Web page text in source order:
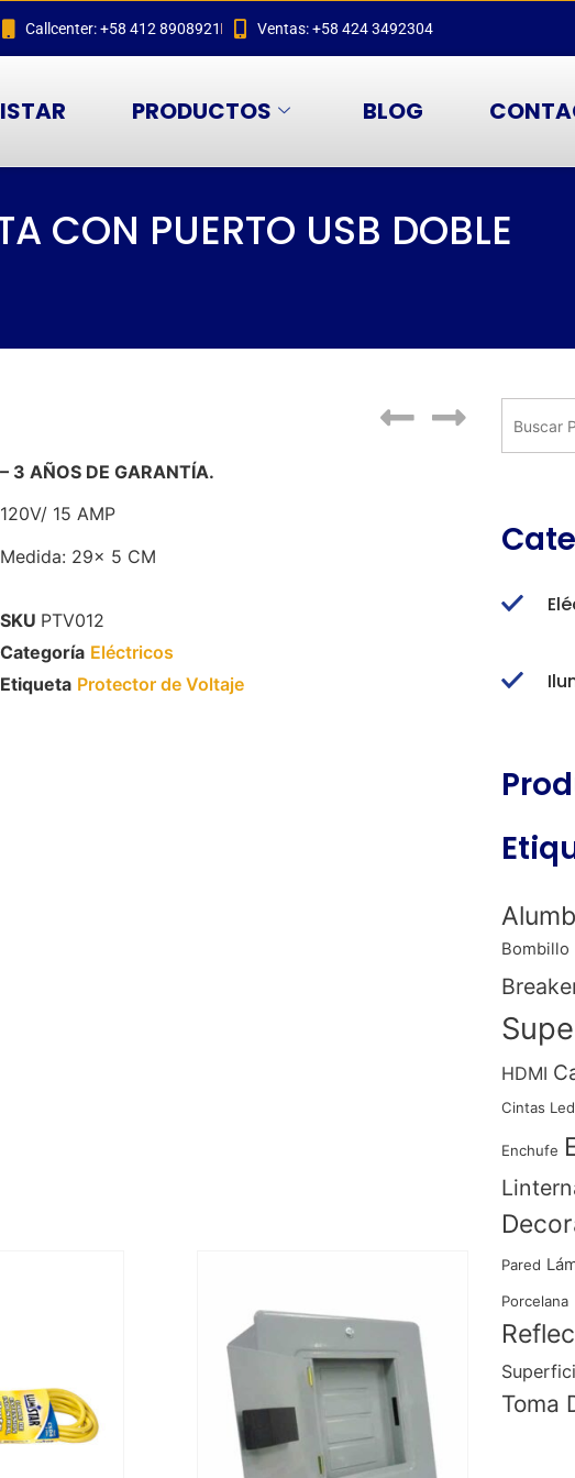
Callcenter: +58 412 8908921 Ventas: +58 424 3492304
PRODUCTOS BLOG
CON PUERTO USB DOBLE
– 3 AÑOS DE GARANTÍA.
120V/ 15 AMP
Medida: 29x 5 CM
SKU PTV012
Categoría Eléctricos
Etiqueta Protector de Voltaje
Bombillo
HDMI
Cintas Led
Enchufe
Pared
Porcelana
Toma